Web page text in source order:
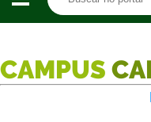
CAMPUS